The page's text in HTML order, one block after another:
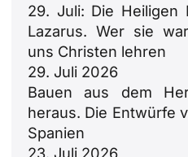
29. Juli: Die Heiligen
Lazarus. Wer sie
uns Christen lehren
29. Juli 2026
Bauen aus dem
heraus. Die Entwürfe
Spanien
23. Juli 2026